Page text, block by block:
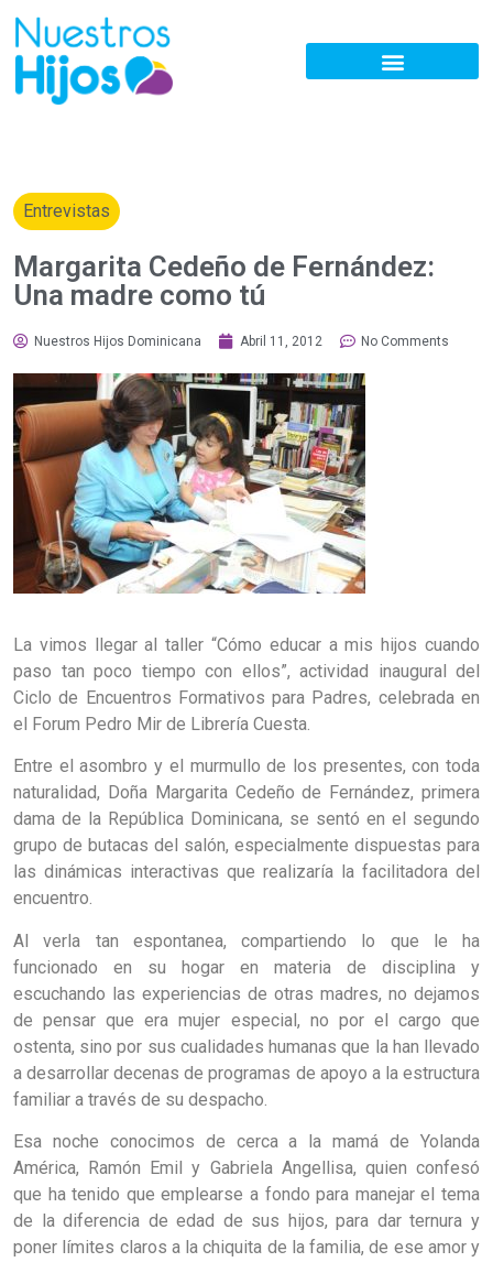
Entrevistas
Margarita Cedeño de Fernández:
Una madre como tú
Nuestros Hijos Dominicana Abril 11, 2012 No Comments
La vimos llegar al taller “Cómo educar a mis hijos cuando
paso tan poco tiempo con ellos”, actividad inaugural del
Ciclo de Encuentros Formativos para Padres, celebrada en
el Forum Pedro Mir de Librería Cuesta.
Entre el asombro y el murmullo de los presentes, con toda
naturalidad, Doña Margarita Cedeño de Fernández, primera
dama de la República Dominicana, se sentó en el segundo
grupo de butacas del salón, especialmente dispuestas para
las dinámicas interactivas que realizaría la facilitadora del
encuentro.
Al verla tan espontanea, compartiendo lo que le ha
funcionado en su hogar en materia de disciplina y
escuchando las experiencias de otras madres, no dejamos
de pensar que era mujer especial, no por el cargo que
ostenta, sino por sus cualidades humanas que la han llevado
a desarrollar decenas de programas de apoyo a la estructura
familiar a través de su despacho.
Esa noche conocimos de cerca a la mamá de Yolanda
América, Ramón Emil y Gabriela Angellisa, quien confesó
que ha tenido que emplearse a fondo para manejar el tema
de la diferencia de edad de sus hijos, para dar ternura y
poner límites claros a la chiquita de la familia, de ese amor y